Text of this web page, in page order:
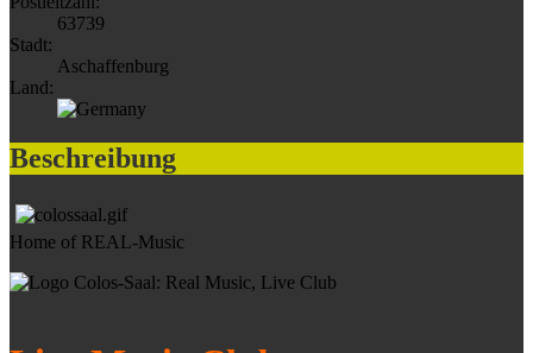
63739
Stadt:
Aschaffenburg
Land:
Beschreibung
Home of REAL-Music